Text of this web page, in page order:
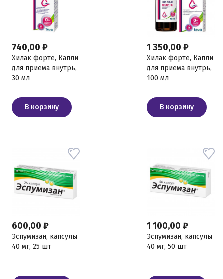
740,00 ₽
Хилак форте, Капли
для приема внутрь,
30 мл
В корзину
1 350,00 ₽
Хилак форте, Капли
для приема внутрь,
100 мл
В корзину
600,00 ₽
Эспумизан, капсулы
40 мг, 25 шт
1 100,00 ₽
Эспумизан, капсулы
40 мг, 50 шт